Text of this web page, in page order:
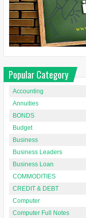
Popular Category
Accounting
Annuities
BONDS
Budget
Business
Business Leaders
Business Loan
COMMODITIES
CREDIT & DEBT
Computer
Computer Full Notes